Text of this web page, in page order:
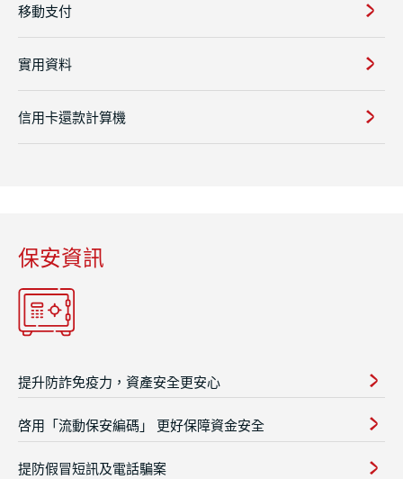
移動支付
實用資料
信用卡還款計算機
保安資訊
提升防詐免疫力，資產安全更安心
啓用「流動保安編碼」 更好保障資金安全
提防假冒短訊及電話騙案